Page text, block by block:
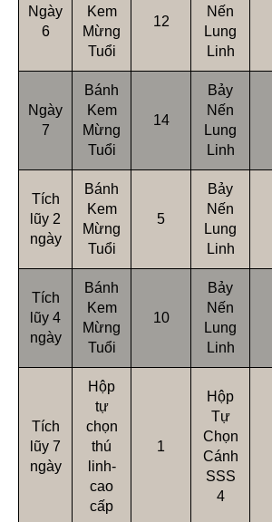
Ngày
6
Kem
Mừng
Tuổi
12
Nến
Lung
Linh
Ngày
7
Bánh
Kem
Mừng
Tuổi
14
Bảy
Nến
Lung
Linh
Tích
lũy 2
ngày
Bánh
Kem
Mừng
Tuổi
5
Bảy
Nến
Lung
Linh
Tích
lũy 4
ngày
Bánh
Kem
Mừng
Tuổi
10
Bảy
Nến
Lung
Linh
Tích
lũy 7
ngày
Hộp
tự
chọn
thú
linh-
cao
cấp
1
Hộp
Tự
Chọn
Cánh
SSS
4